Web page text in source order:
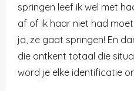
springen leef ik wel met
af of ik haar niet had
ja, ze gaat springen! En
die ontkent totaal die
word je elke identificatie